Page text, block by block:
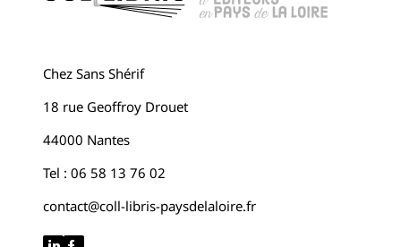
Chez Sans Shérif
18 rue Geoffroy Drouet
44000 Nantes
Tel : 06 58 13 76 02
contact@coll-libris-paysdelaloire.fr